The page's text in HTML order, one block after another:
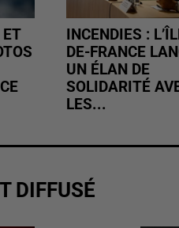
ET
INCENDIES :
DE-FRANCE
UN ÉLAN DE
SOLIDARITÉ
LES...
DIFFUSÉ